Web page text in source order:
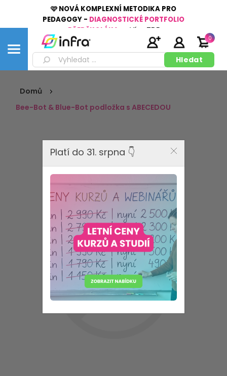
🩷 NOVÁ KOMPLEXNÍ METODIKA PRO
PEDAGOGY - DIAGNOSTICKÉ PORTFOLIO
PŘEDŠKOLÁKA
Více ZDE
0
Domů
Bee-Bot & Blue-Bot podložka s ABECEDOU
Platí do 31. srpna 👇